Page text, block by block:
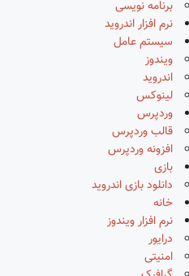
برنامه نویسی
نرم افزار اندروید
سیستم عامل
ویندوز
اندروید
لینوکس
وردپرس
قالب وردپرس
افزونه وردپرس
بازی
دانلود بازی اندروید
خانه
نرم افزار ویندوز
درایور
امنیتی